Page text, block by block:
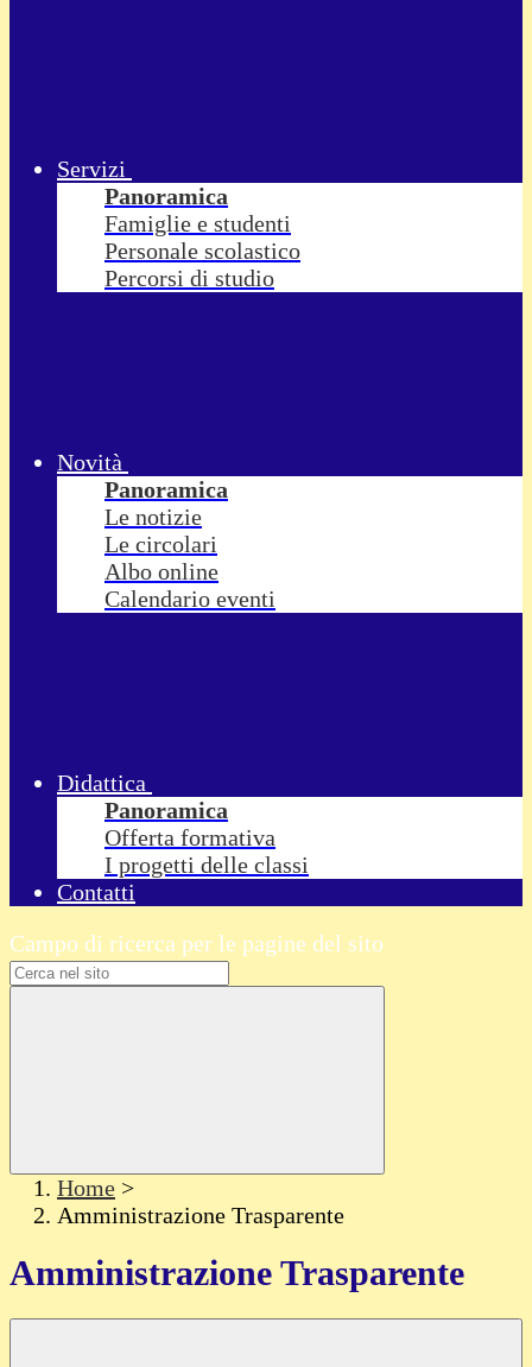
Servizi
Panoramica
Famiglie e studenti
Personale scolastico
Percorsi di studio
Novità
Panoramica
Le notizie
Le circolari
Albo online
Calendario eventi
Didattica
Panoramica
Offerta formativa
I progetti delle classi
Contatti
Campo di ricerca per le pagine del sito
Home >
Amministrazione Trasparente
Amministrazione Trasparente